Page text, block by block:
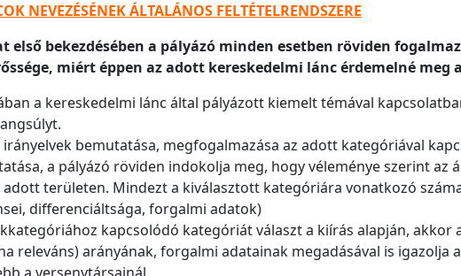
NEVEZÉSÉNEK ÁLTALÁNOS FELTÉTELRENDSZERE
első bekezdésében a pályázó minden esetben röviden
miért éppen az adott kereskedelmi lánc érdemelné meg
a kereskedelmi lánc által pályázott kiemelt témával
bemutatása, megfogalmazása az adott kategóriával
a pályázó röviden indokolja meg, hogy véleménye szerint
területen. Mindezt a kiválasztott kategóriára vonatkozó
differenciáltsága, forgalmi adatok)
kapcsolódó kategóriát választ a kiírás alapján,
releváns) arányának, forgalmi adatainak megadásával is